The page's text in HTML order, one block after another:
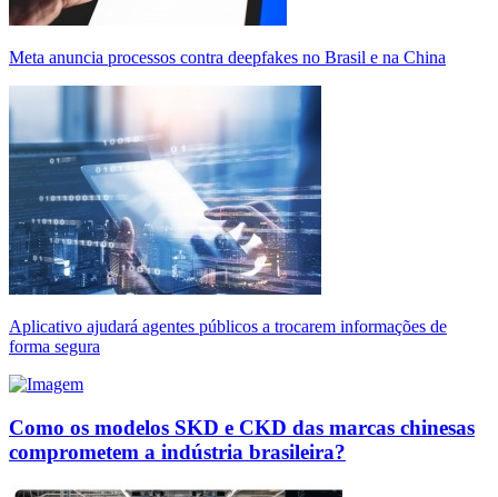
Meta anuncia processos contra deepfakes no Brasil e na China
Aplicativo ajudará agentes públicos a trocarem informações de
forma segura
Como os modelos SKD e CKD das marcas chinesas
comprometem a indústria brasileira?